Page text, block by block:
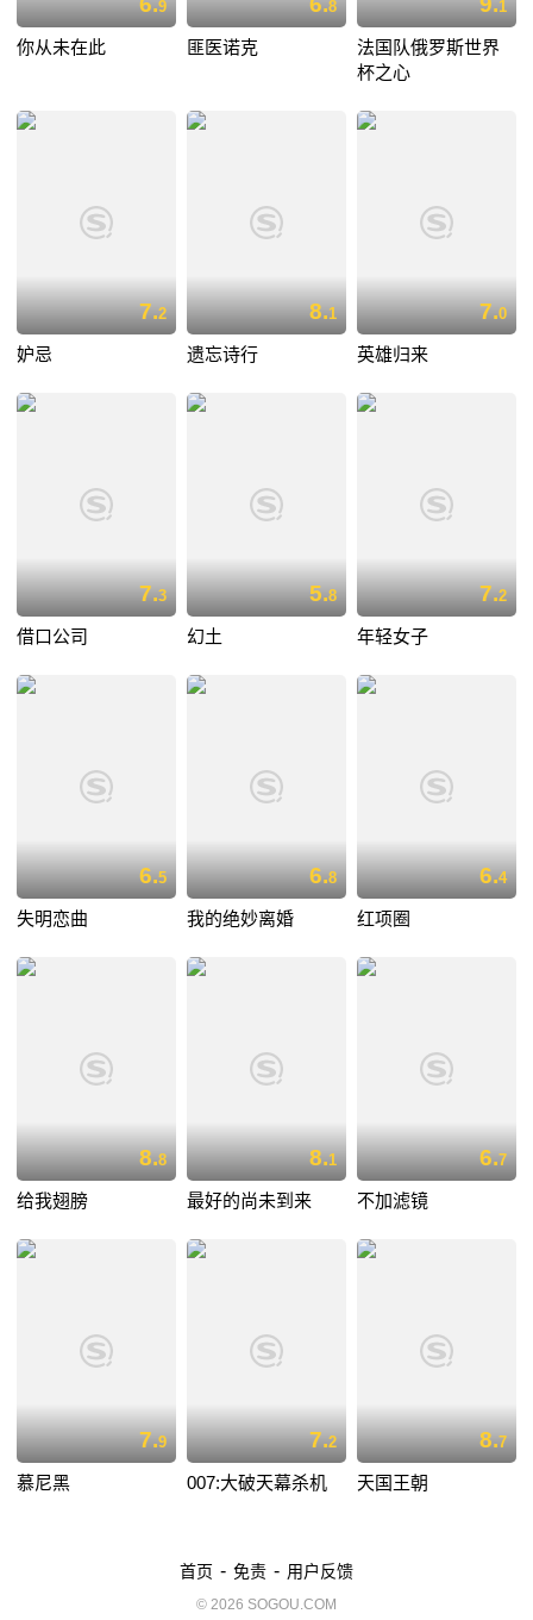
9
你从未在此
8
匪医诺克
1
法国队俄罗斯世界
杯之心
7.2
妒忌
8.1
遗忘诗行
7.0
英雄归来
7.3
借口公司
5.8
幻土
7.2
年轻女子
6.5
失明恋曲
6.8
我的绝妙离婚
6.4
红项圈
8.8
给我翅膀
8.1
最好的尚未到来
6.7
不加滤镜
7.9
慕尼黑
7.2
007:大破天幕杀机
8.7
天国王朝
首页 - 免责 - 用户反馈
© 2026 SOGOU.COM